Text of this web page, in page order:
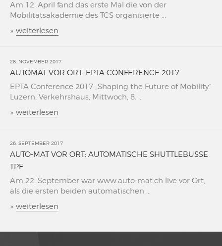
Am 12. April fand das erste Mal die von der
Mobilitätsakademie des TCS organisierte ...
» weiterlesen
28. NOVEMBER 2017
AUTOMAT VOR ORT: EPTA CONFERENCE 2017
EPTA Conference 2017 „Shaping the Future of Mobility“
Luzern, Verkehrshaus, Mittwoch, 8. ...
» weiterlesen
26. SEPTEMBER 2017
AUTO-MAT VOR ORT: AUTOMATISCHE SHUTTLEBUSSE
TPF
Am 22. September war www.auto-mat.ch live vor Ort,
als die ersten beiden automatischen ...
» weiterlesen